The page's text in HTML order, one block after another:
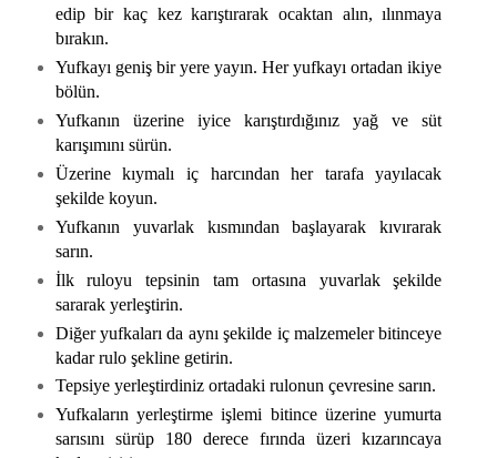
edip bir kaç kez karıştırarak ocaktan alın, ılınmaya
bırakın.
Yufkayı geniş bir yere yayın. Her yufkayı ortadan ikiye
bölün.
Yufkanın üzerine iyice karıştırdığınız yağ ve süt
karışımını sürün.
Üzerine kıymalı iç harcından her tarafa yayılacak
şekilde koyun.
Yufkanın yuvarlak kısmından başlayarak kıvırarak
sarın.
İlk ruloyu tepsinin tam ortasına yuvarlak şekilde
sararak yerleştirin.
Diğer yufkaları da aynı şekilde iç malzemeler bitinceye
kadar rulo şekline getirin.
Tepsiye yerleştirdiniz ortadaki rulonun çevresine sarın.
Yufkaların yerleştirme işlemi bitince üzerine yumurta
sarısını sürüp 180 derece fırında üzeri kızarıncaya